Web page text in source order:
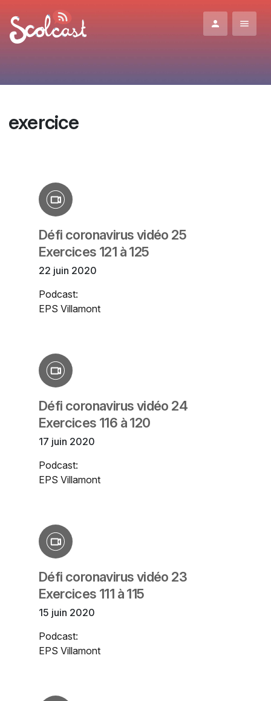
exercice
Défi coronavirus vidéo 25
Exercices 121 à 125
22 juin 2020
Podcast:
EPS Villamont
Défi coronavirus vidéo 24
Exercices 116 à 120
17 juin 2020
Podcast:
EPS Villamont
Défi coronavirus vidéo 23
Exercices 111 à 115
15 juin 2020
Podcast:
EPS Villamont